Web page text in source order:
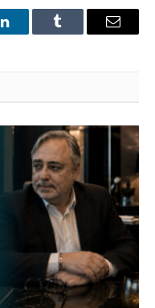
LinkedInTumblr Email